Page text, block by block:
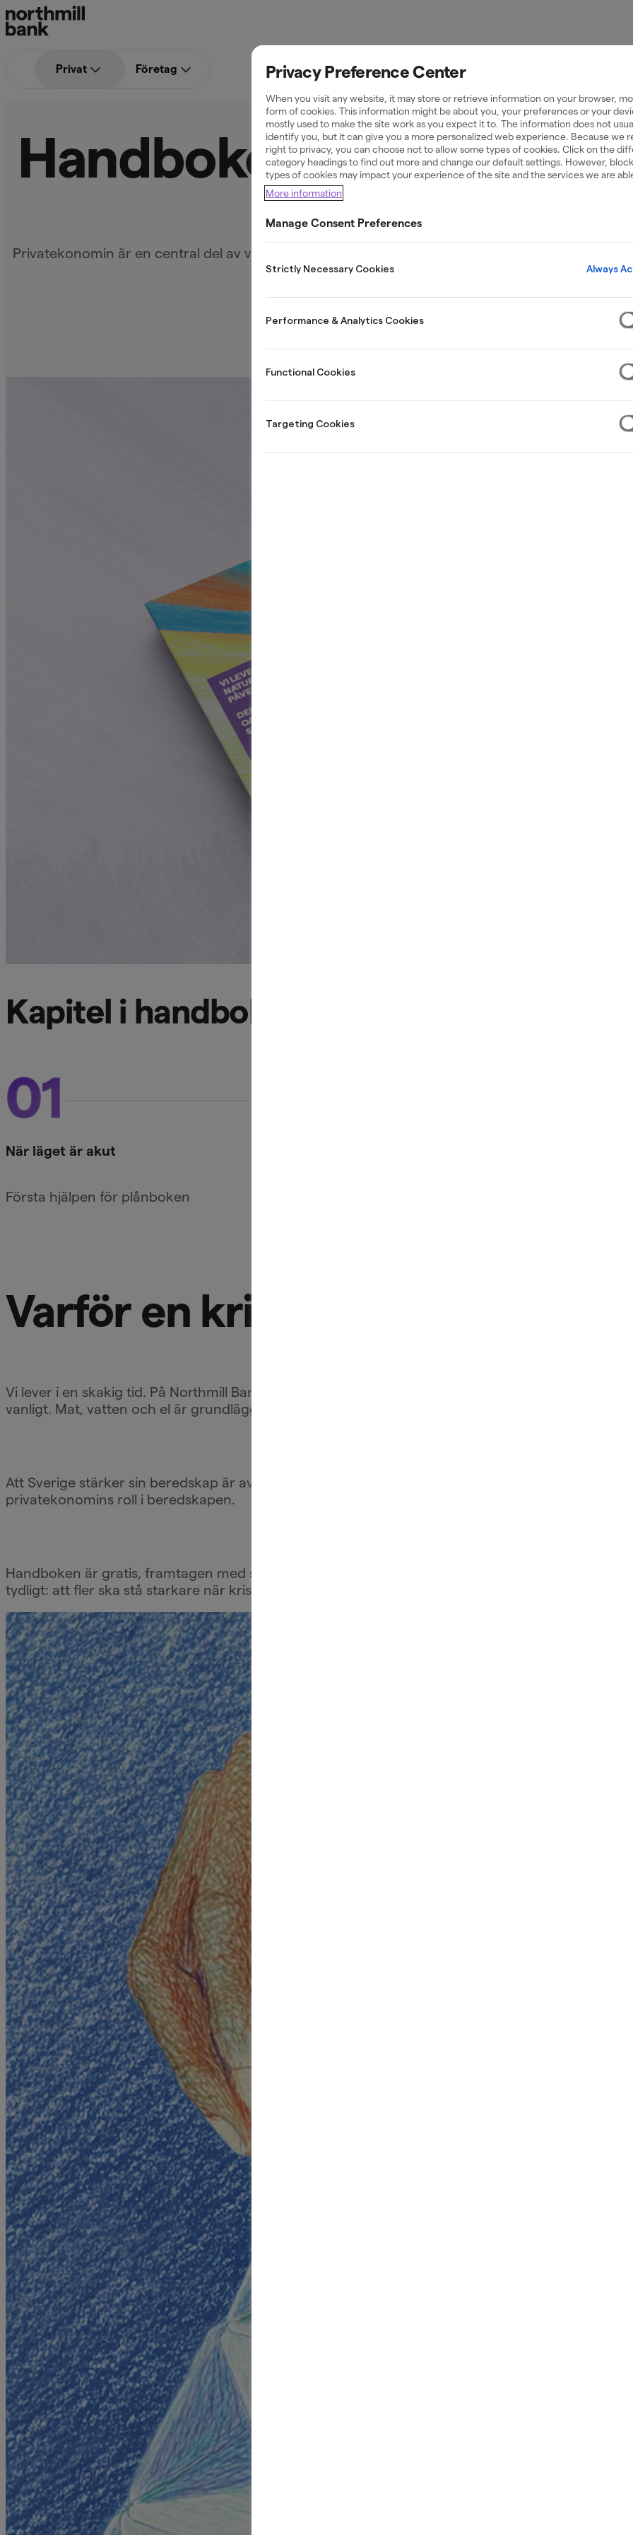
Privat Företag Ekonomiskt stabil i en skakig tid
Handboken i finansiell
Privatekonomin är en central del av vår trygghet. Med Sveriges första handbok i finansiell
stå starkare när livet skakas om.
Kapitel i handboken
01
När läget är akut
Första hjälpen för plånboken
Varför en krishandbok om
Vi lever i en skakig tid. På Northmill Bank brinner vi för att förbättra människors ekonomiska liv –
vanligt. Mat, vatten och el är grundläggande delar av vår beredskap. Privatekonomin är en
Att Sverige stärker sin beredskap är avgörande för vår trygghet. Med den här handboken vill vi
privatekonomins roll i beredskapen.
Handboken är gratis, framtagen med stöd i forskningsinsikter och officiell statistik. Den
tydligt: att fler ska stå starkare när krisen kommer.
Privacy Preference Center
When you visit any website, it may store or retrieve information on your browser,
form of cookies. This information might be about you, your preferences or your
mostly used to make the site work as you expect it to. The information does not
identify you, but it can give you a more personalized web experience. Because we
right to privacy, you can choose not to allow some types of cookies. Click on the
category headings to find out more and change our default settings. However,
types of cookies may impact your experience of the site and the services we are
More information
Manage Consent Preferences
Strictly Necessary Cookies Always
Performance & Analytics Cookies
Functional Cookies
Targeting Cookies